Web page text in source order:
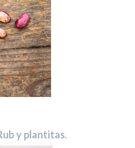
y plantitas.